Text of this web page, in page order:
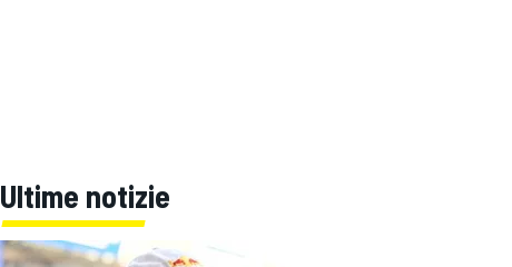
Ultime notizie